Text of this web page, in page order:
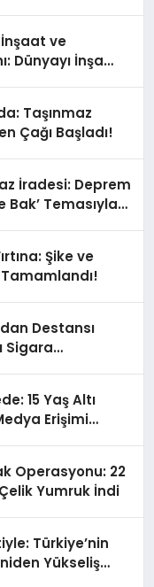
İnşaat ve
Dünyayı İnşa
Taşınmaz
Çağı Başladı!
İradesi: Deprem
Bak’ Temasıyla
Şike ve
Destansı
Sigara
15 Yaş Altı
Erişimi
Operasyonu: 22
Yumruk İndi
Türkiye’nin
Yükseliş